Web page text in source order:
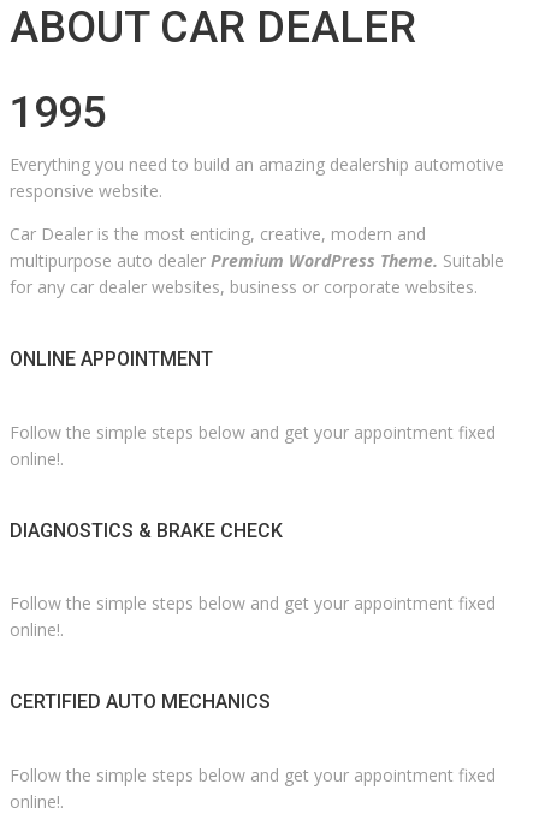
ABOUT CAR DEALER
1995
Everything you need to build an amazing dealership automotive
responsive website.
Car Dealer is the most enticing, creative, modern and
multipurpose auto dealer Premium WordPress Theme. Suitable
for any car dealer websites, business or corporate websites.
ONLINE APPOINTMENT
Follow the simple steps below and get your appointment fixed
online!.
DIAGNOSTICS & BRAKE CHECK
Follow the simple steps below and get your appointment fixed
online!.
CERTIFIED AUTO MECHANICS
Follow the simple steps below and get your appointment fixed
online!.